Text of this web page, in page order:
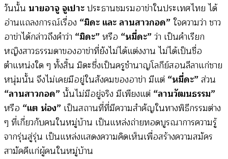
วันนั้น นายอาจู จูเปาะประธานชมรมอาข่าในประเทศไทย ได้
อ่านแถลงการณ์เรื่อง “มิดะ และ ลานสาวกอด”ใจความว่า ชาว
อาข่าได้กล่าวถึงคำว่า “มิดะ”หรือ “หมี่ดะ”ว่า เป็นคำเรียก
หญิงสาวธรรมดาของอาข่าที่ยังไม่ได้แต่งงาน ไม่ได้เป็นชื่อ
ตำแหน่งใด ๆ ทั้งสิ้น มิดะซึ่งเป็นครูชำนาญโลกีย์สอนลีลาแก่ชาย
หนุ่มนั้น จึงไม่เคยมีอยู่ในสังคมของอาข่า มีแต่ “หมี่ดะ”ส่วน
“ลานสาวกอด”นั้นไม่มีอยู่จริง มีเพียงแต่ “ลานวัฒนธรรม”
หรือ “แต ห่อง” เป็นสถานที่ที่มีความสำคัญในทางพิธีกรรมต่าง
ๆ ที่เกี่ยวกับคนในหมู่บ้าน เป็นแหล่งถ่ายทอดบูรณาการความรู้
จากรุ่นสู่รุ่น เป็นแหล่งแสดงความคิดเห็นเพื่อสร้างความสมัคร
สามัคคีแก่ผู้คนในหมู่บ้าน